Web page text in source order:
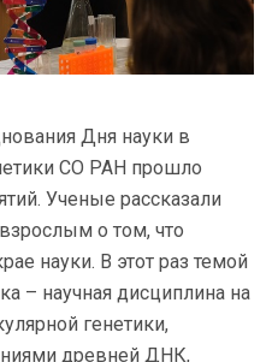
Дня науки в
СО РАН прошло
Ученые рассказали
о том, что
науки. В этот раз темой
– научная дисциплина на
генетики,
древней ДНК,